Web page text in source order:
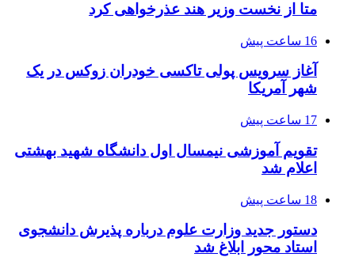
متا از نخست وزیر هند عذرخواهی کرد
16 ساعت پیش
آغاز سرویس پولی تاکسی خودران زوکس در یک
شهر آمریکا
17 ساعت پیش
تقویم آموزشی نیمسال اول دانشگاه شهید بهشتی
اعلام شد
18 ساعت پیش
دستور جدید وزارت علوم درباره پذیرش دانشجوی
استاد محور ابلاغ شد